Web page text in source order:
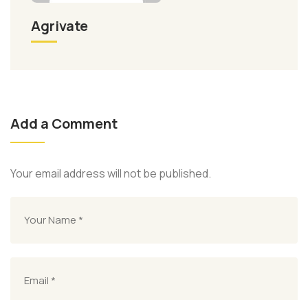
Agrivate
Add a Comment
Your email address will not be published.